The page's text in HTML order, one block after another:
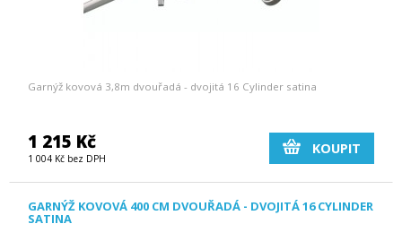
Garnýž kovová 3,8m dvouřadá - dvojitá 16 Cylinder satina
1 215 Kč
1 004 Kč bez DPH
KOUPIT
GARNÝŽ KOVOVÁ 400 CM DVOUŘADÁ - DVOJITÁ 16 CYLINDER
SATINA